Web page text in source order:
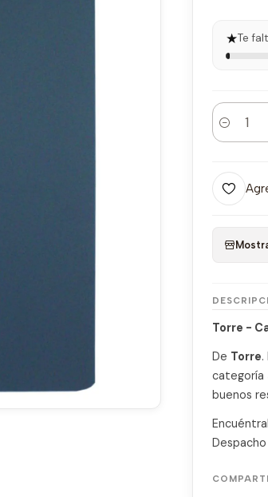
★Te
Cantidad
Torre -
De Torre.
categoría
buenos